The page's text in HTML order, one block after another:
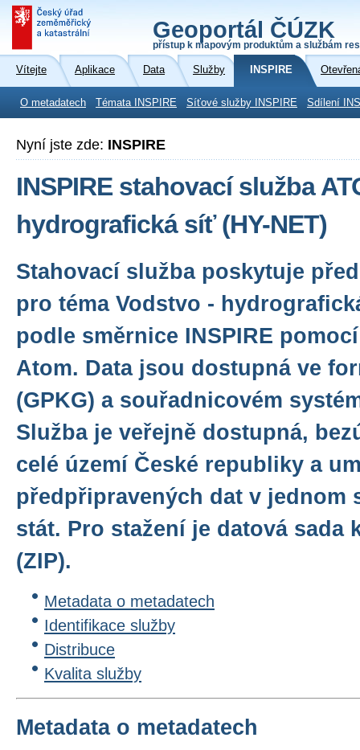
Geoportál ČÚZK
přístup k mapovým produktům a službám
Vítejte Aplikace Data Služby INSPIRE
O metadatech Témata INSPIRE Síťové služby INSPIRE Sdílení
Nyní jste zde: INSPIRE
INSPIRE stahovací služba
hydrografická síť (HY-NET)
Stahovací služba poskytuje
pro téma Vodstvo -
podle směrnice INSPIRE
Atom. Data jsou dostupná ve
(GPKG) a souřadnicovém
Služba je veřejně dostupná,
celé území České republiky a
předpřipravených dat v jednom
stát. Pro stažení je datová sada
(ZIP).
Metadata o metadatech
Identifikace služby
Distribuce
Kvalita služby
Metadata o metadatech